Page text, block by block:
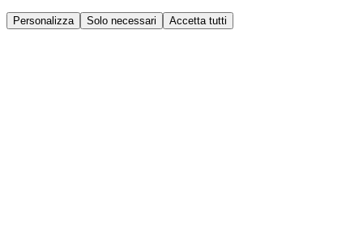
Personalizza Solo necessari Accetta tutti